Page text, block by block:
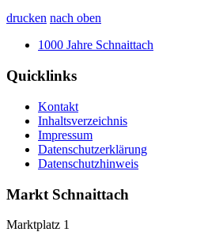
drucken nach oben
1000 Jahre Schnaittach
Quicklinks
Kontakt
Inhaltsverzeichnis
Impressum
Datenschutzerklärung
Datenschutzhinweis
Markt Schnaittach
Marktplatz 1